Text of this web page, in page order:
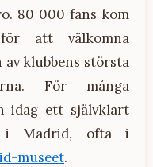
80 000 fans kom
att välkomna
klubbens största
För många
idag ett självklart
i Madrid, ofta i
museet.